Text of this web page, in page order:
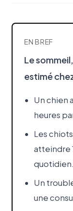
EN BREF
Le
estimé
Un chien
heures
Les
atteindre
quotidien.
Un
une